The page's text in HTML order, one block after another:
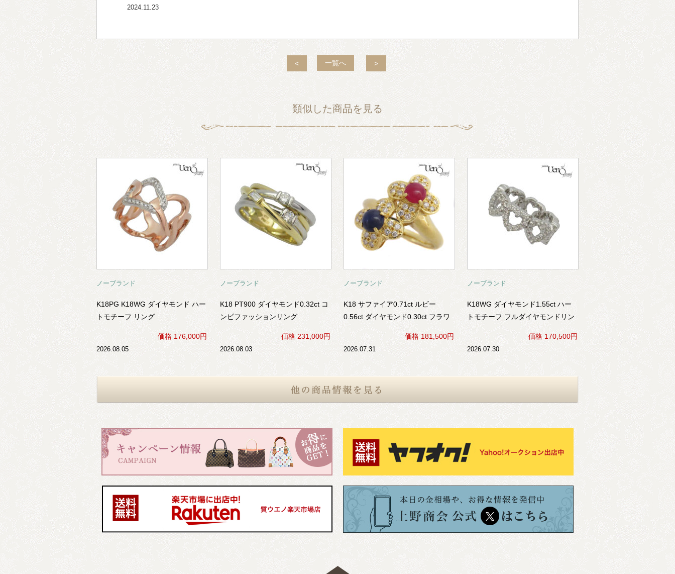
2024.11.23
< 一覧へ >
類似した商品を見る
ノーブランド
K18PG K18WG ダイヤモンド ハー
トモチーフ リング
価格 176,000円
2026.08.05
ノーブランド
K18 PT900 ダイヤモンド0.32ct コ
ンビファッションリング
価格 231,000円
2026.08.03
ノーブランド
K18 サファイア0.71ct ルビー
0.56ct ダイヤモンド0.30ct フラワ
ーモチーフ リング
価格 181,500円
2026.07.31
ノーブランド
K18WG ダイヤモンド1.55ct ハー
トモチーフ フルダイヤモンドリン
グ
価格 170,500円
2026.07.30